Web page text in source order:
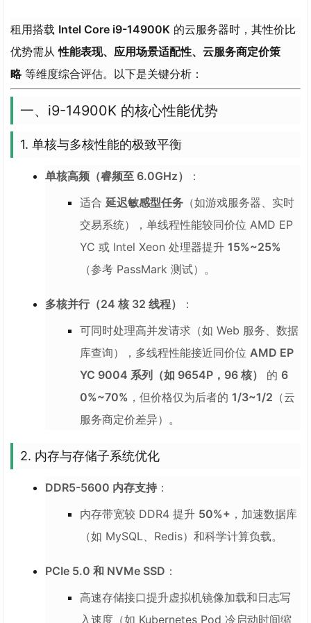
租用搭载 Intel Core i9-14900K 的云服务器时，其性价比
优势需从性能表现、应用场景适配性、云服务商定价策
略等维度综合评估。以下是关键分析：
一、i9-14900K 的核心性能优势
1.单核与多核性能的极致平衡
单核高频（睿频至 6.0GHz）
：
适合延迟敏感型任务 （如游戏服务器、实时
交易系统），单线程性能较同价位 AMD EP
YC 或 Intel Xeon 处理器提升15%~25%
（参考 PassMark 测试）。
多核并行（24 核 32 线程）
：
可同时处理高并发请求（如 Web 服务、数据
库查询），多线程性能接近同价位AMD EP
YC 9004 系列（如 9654P，96 核）
的 6
0%~70% ，但价格仅为后者的1/3~1/2 （云
服务商定价差异）。
2. 内存与存储子系统优化
DDR5-5600 内存支持 ：
内存带宽较 DDR4 提升 50%+ ，加速数据库
（如 MySQL、Redis）和科学计算负载。
PCIe 5.0 和 NVMe SSD ：
高速存储接口提升虚拟机镜像加载和日志写
入速度（如 Kubernetes Pod 冷启动时间缩